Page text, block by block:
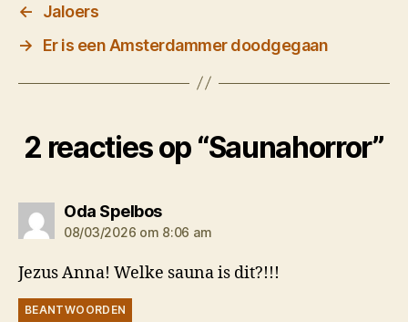
←
Jaloers
→
Er is een Amsterdammer doodgegaan
2 reacties op “Saunahorror”
Oda Spelboszegt:
08/03/2026 om 8:06 am
Jezus Anna! Welke sauna is dit?!!!
BEANTWOORDEN